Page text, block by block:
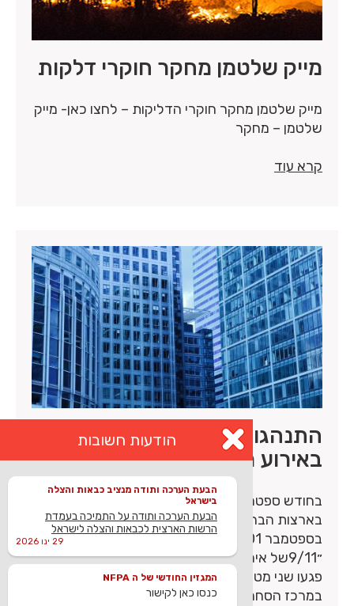
הודעות חשובות
הבעת הערכה ותודה מנציב כבאות והצלה
בישראל
הבעת הערכה ותודה על התמיכה בעמדת
הרשות הארצית לכבאות והצלה לישראל
29 ינו 2026
המגזין החודשי של ה NFPA
כנסו כאן לקישור
מייק שלטמן מחקר חוקרי דלקות
מייק שלטמן מחקר חוקרי הדליקות – לחצו כאן- מייק
שלטמן – מחקר
קרא עוד
התנהגות מבנים רבי קומות
באירוע מגה טרור
בחודש ספטמבר השנה צויין ברחבי העולם, ובמיוחד
בארצות הברית, מלאת 15 שנה לאירועי ה-11
בספטמבר 2001 ״ – סדרה הידועים גם בכינוי
״9/11של אירועי התאבדות טרוריסטיים שבמהלכם
פגעו שני מטוסי נוסעים שנחטפו ב״מגדלי התאומים״
במרכז הסחר העולמי במנהטן וגרמו לקריסתם.